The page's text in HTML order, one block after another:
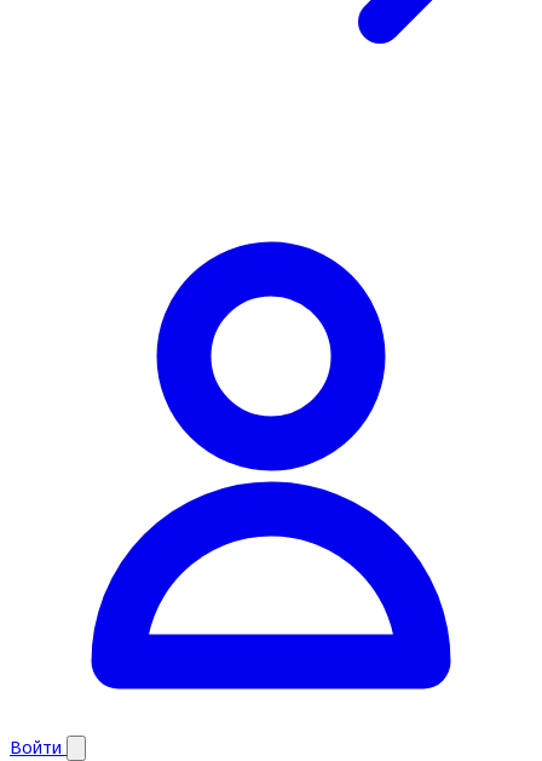
Войти